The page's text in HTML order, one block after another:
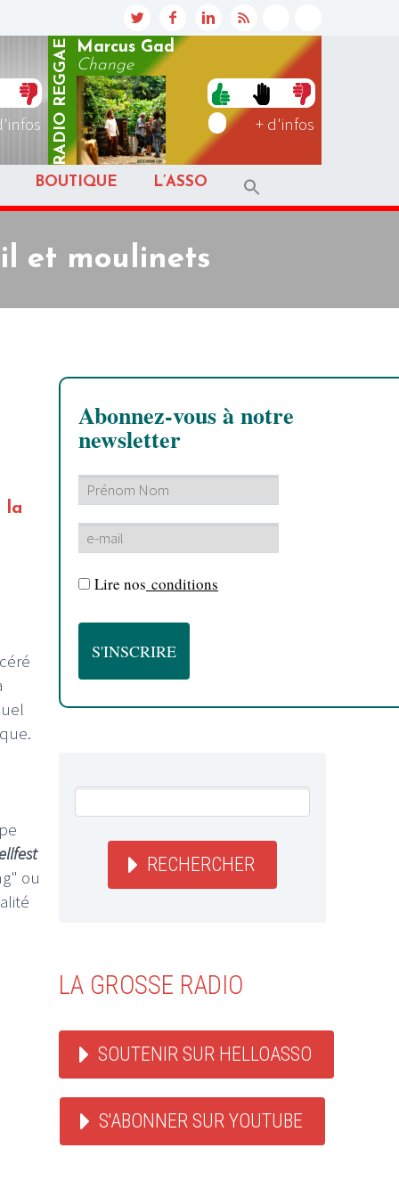
RADIO
REGGAE
Marcus Gad
Change
+ d'infos
BOUTIQUE L’ASSO
et moulinets
la
ou
Abonnez-vous à notre
newsletter
Lire nos conditions
RECHERCHER
LA GROSSE RADIO
SOUTENIR SUR HELLOASSO
S'ABONNER SUR YOUTUBE